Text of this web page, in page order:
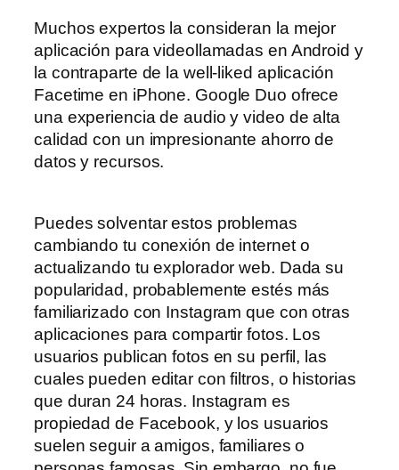
Muchos expertos la consideran la mejor
aplicación para videollamadas en Android y
la contraparte de la well-liked aplicación
Facetime en iPhone. Google Duo ofrece
una experiencia de audio y video de alta
calidad con un impresionante ahorro de
datos y recursos.
Puedes solventar estos problemas
cambiando tu conexión de internet o
actualizando tu explorador web. Dada su
popularidad, probablemente estés más
familiarizado con Instagram que con otras
aplicaciones para compartir fotos. Los
usuarios publican fotos en su perfil, las
cuales pueden editar con filtros, o historias
que duran 24 horas. Instagram es
propiedad de Facebook, y los usuarios
suelen seguir a amigos, familiares o